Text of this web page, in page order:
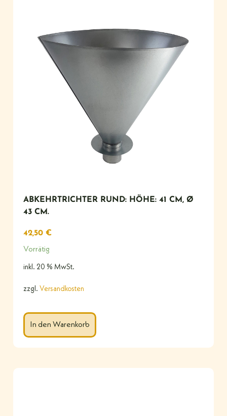
ABKEHRTRICHTER RUND: HÖHE: 41 CM, Ø
43 CM.
42,50 €
Vorrätig
inkl. 20 % MwSt.
zzgl. Versandkosten
In den Warenkorb